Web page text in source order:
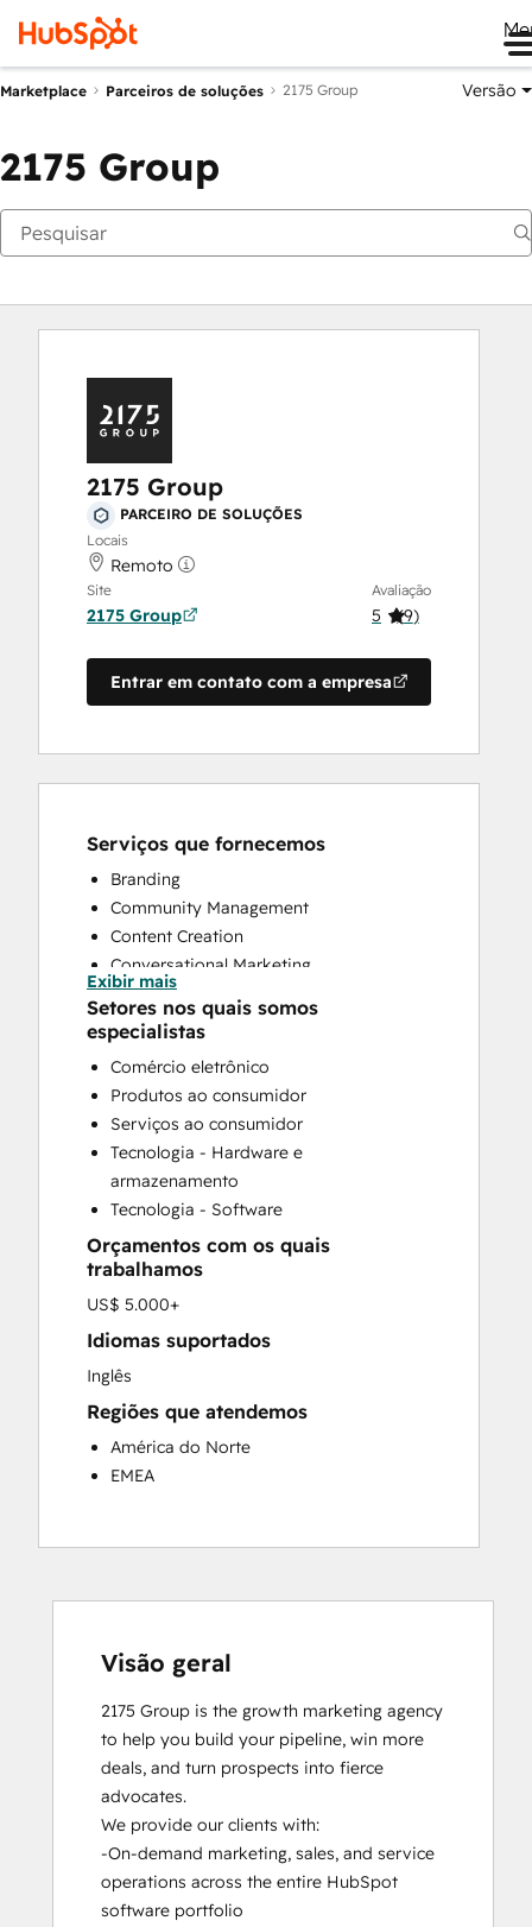
Marketplace Parceiros de soluções 2175 Group Versão
2175 Group
2175 Group
PARCEIRO DE SOLUÇÕES
Locais
Remoto
Site
2175 Group
Avaliação
5 (9)
Entrar em contato com a empresa
Serviços que fornecemos
Branding
Community Management
Content Creation
Conversational Marketing
CRM Implementation
CRM Migration
Custom API Integrations
Customer Marketing
Customer Success Training
Customer Support Training
Customer Survey and Analysis
Email Marketing
Full Inbound Marketing Services
Help Desk Implementation
Knowledge Base Development
Paid Advertising
Public Relations
Sales and Marketing Alignment
Sales Enablement
Search Engine Optimization
Social Media
Exibir mais
Setores nos quais somos
especialistas
Comércio eletrônico
Produtos ao consumidor
Serviços ao consumidor
Tecnologia - Hardware e
armazenamento
Tecnologia - Software
Orçamentos com os quais
trabalhamos
US$ 5.000+
Idiomas suportados
Inglês
Regiões que atendemos
América do Norte
EMEA
Visão geral
2175 Group is the growth marketing agency
to help you build your pipeline, win more
deals, and turn prospects into fierce
advocates.
We provide our clients with:
-On-demand marketing, sales, and service
operations across the entire HubSpot
software portfolio